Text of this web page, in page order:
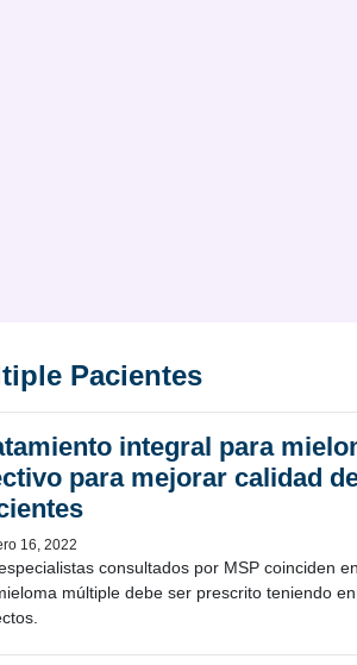
Pacientes
integral para
para mejorar calidad
16, 2022
consultados por MSP coinciden
múltiple debe ser prescrito teniendo